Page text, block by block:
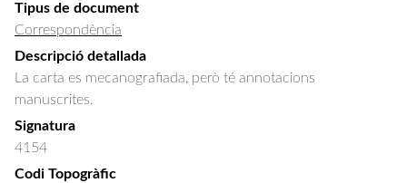
Tipus de document
Correspondència
Descripció detallada
La carta es mecanografiada, però té annotacions
manuscrites.
Signatura
4154
Codi Topogràfic